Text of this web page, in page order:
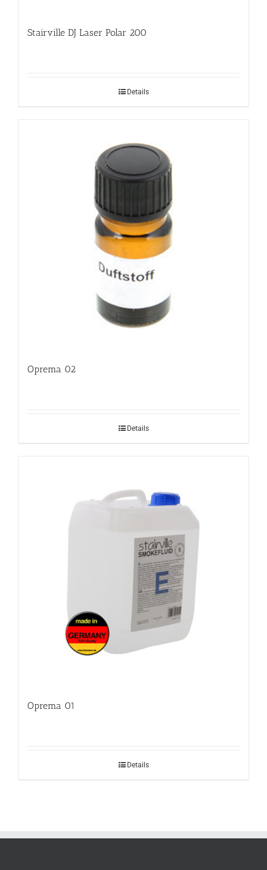
Stairville DJ Laser Polar 200
Details
Oprema 02
Details
Oprema 01
Details